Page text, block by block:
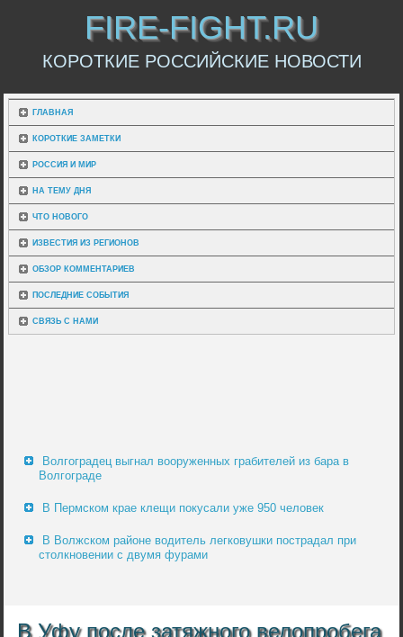
FIRE-FIGHT.RU
КОРОТКИЕ РОССИЙСКИЕ НОВОСТИ
ГЛАВНАЯ
КОРОТКИЕ ЗАМЕТКИ
РОССИЯ И МИР
НА ТЕМУ ДНЯ
ЧТО НОВОГО
ИЗВЕСТИЯ ИЗ РЕГИОНОВ
ОБЗОР КОММЕНТАРИЕВ
ПОСЛЕДНИЕ СОБЫТИЯ
СВЯЗЬ С НАМИ
Волгоградец выгнал вооруженных грабителей из бара в
Волгограде
В Пермском крае клещи покусали уже 950 человек
В Волжском районе водитель легковушки пострадал при
столкновении с двумя фурами
В Уфу после затяжного велопробега